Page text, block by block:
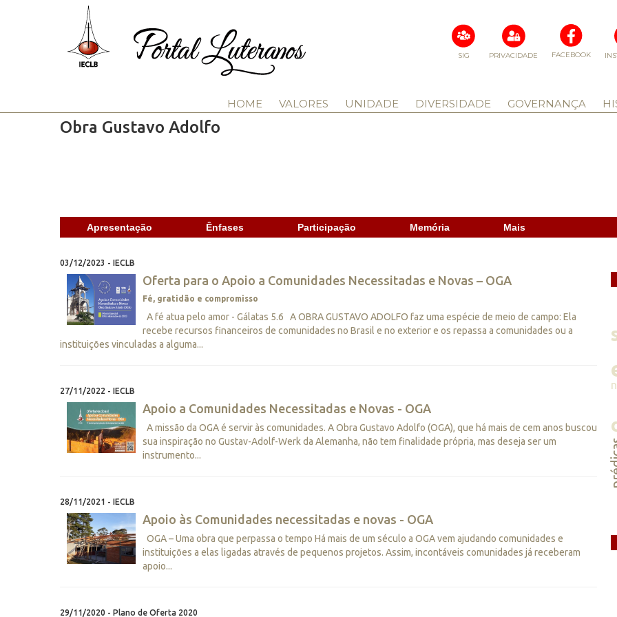
FACEBOOK
PRIVACIDADE
SIG
HOME VALORES UNIDADE DIVERSIDADE GOVERNANÇA
Obra Gustavo Adolfo
Apresentação Ênfases Participação Memória Mais
03/12/2023 - IECLB
Oferta para o Apoio a Comunidades Necessitadas e Novas – OGA
Fé, gratidão e compromisso
A fé atua pelo amor - Gálatas 5.6 A OBRA GUSTAVO ADOLFO faz uma espécie de meio de campo: Ela
recebe recursos financeiros de comunidades no Brasil e no exterior e os repassa a comunidades ou a
instituições vinculadas a alguma...
27/11/2022 - IECLB
Apoio a Comunidades Necessitadas e Novas - OGA
A missão da OGA é servir às comunidades. A Obra Gustavo Adolfo (OGA), que há mais de cem anos buscou
sua inspiração no Gustav-Adolf-Werk da Alemanha, não tem finalidade própria, mas deseja ser um
instrumento...
28/11/2021 - IECLB
Apoio às Comunidades necessitadas e novas - OGA
OGA – Uma obra que perpassa o tempo Há mais de um século a OGA vem ajudando comunidades e
instituições a elas ligadas através de pequenos projetos. Assim, incontáveis comunidades já receberam
apoio...
29/11/2020 - Plano de Oferta 2020